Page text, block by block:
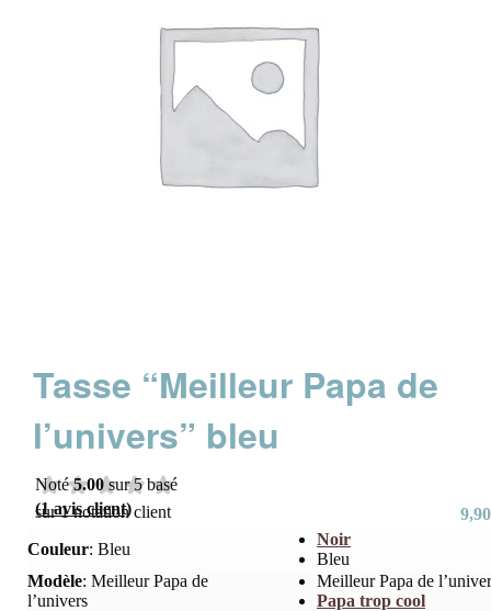
Tasse “Meilleur Papa de
l’univers” bleu
Noté5.00 sur 5 basé
sur1notation client
(1avis client) 9,90
Couleur: Bleu
Noir
Bleu
Modèle: Meilleur Papa de
l’univers
Meilleur Papa de
Papa trop cool